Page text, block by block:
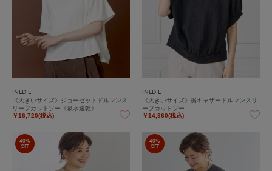
INED L
《大きいサイズ》ジョーゼットドルマンス
リーブカットソー《吸水速乾》
￥16,720(税込)
INED L
《大きいサイズ》裾ギャザードルマンスリ
ーブカットソー
￥14,960(税込)
40%
OFF
40%
OFF